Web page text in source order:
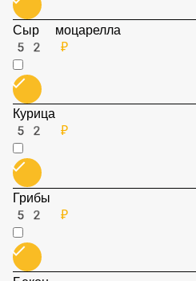
Сыр моцарелла
52 ₽
Курица
52 ₽